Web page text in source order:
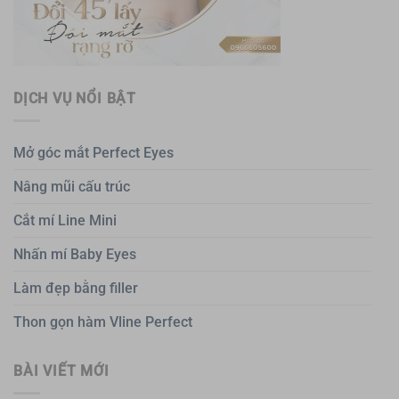
DỊCH VỤ NỔI BẬT
Mở góc mắt Perfect Eyes
Nâng mũi cấu trúc
Cắt mí Line Mini
Nhấn mí Baby Eyes
Làm đẹp bằng filler
Thon gọn hàm Vline Perfect
BÀI VIẾT MỚI